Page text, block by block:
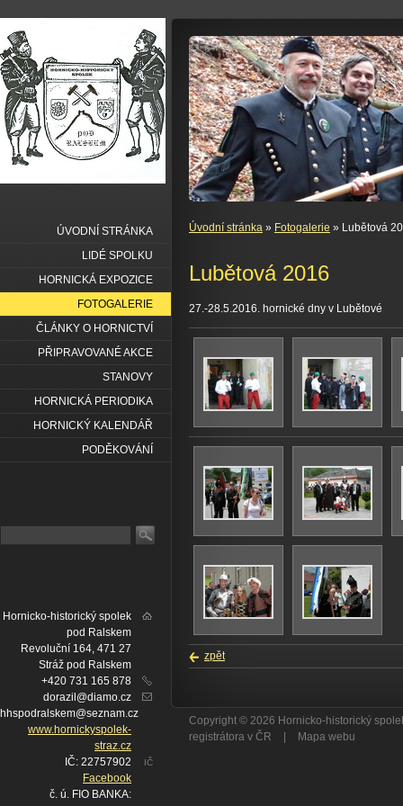
Úvodní stránka » Fotogalerie » Lubětová
Lubětová 2016
27.-28.5.2016. hornické dny v Lubětové
zpět
ÚVODNÍ STRÁNKA
LIDÉ SPOLKU
HORNICKÁ EXPOZICE
FOTOGALERIE
ČLÁNKY O HORNICTVÍ
PŘIPRAVOVANÉ AKCE
STANOVY
HORNICKÁ PERIODIKA
HORNICKÝ KALENDÁŘ
PODĚKOVÁNÍ
Hornicko-historický spolek
pod Ralskem
Revoluční 164, 471 27
Stráž pod Ralskem
+420 731 165 878
dorazil@diamo.cz
hhspodralskem@seznam.cz
www.hornickyspolek-
straz.cz
IČ
IČ: 22757902
Facebook
č. ú. FIO BANKA:
Copyright © 2026 Hornicko-historický
registrátora v ČR
Mapa webu